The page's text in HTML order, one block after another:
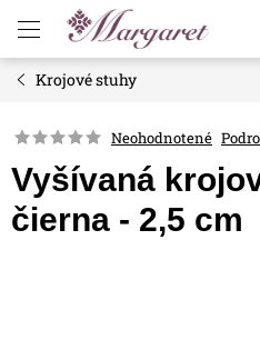
obsah
Krojové stuhy
Neohodnotené
Vyšívaná
čierna - 2,5 cm